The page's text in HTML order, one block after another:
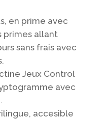
en prime avec
primes allant
sans frais avec
Jeux Control
avec
accesible